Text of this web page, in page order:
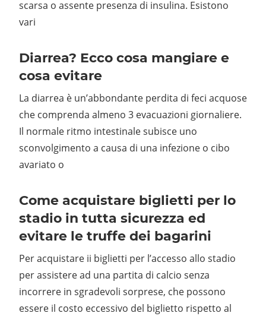
scarsa o assente presenza di insulina. Esistono
vari
Diarrea? Ecco cosa mangiare e
cosa evitare
La diarrea è un’abbondante perdita di feci acquose
che comprenda almeno 3 evacuazioni giornaliere.
Il normale ritmo intestinale subisce uno
sconvolgimento a causa di una infezione o cibo
avariato o
Come acquistare biglietti per lo
stadio in tutta sicurezza ed
evitare le truffe dei bagarini
Per acquistare ii biglietti per l’accesso allo stadio
per assistere ad una partita di calcio senza
incorrere in sgradevoli sorprese, che possono
essere il costo eccessivo del biglietto rispetto al